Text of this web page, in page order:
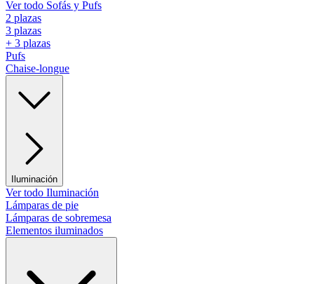
Ver todo Sofás y Pufs
2 plazas
3 plazas
+ 3 plazas
Pufs
Chaise-longue
Iluminación
Ver todo Iluminación
Lámparas de pie
Lámparas de sobremesa
Elementos iluminados